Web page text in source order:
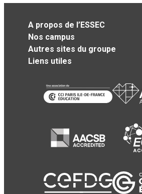
A propos de l’ESSEC
Nos campus
Autres sites du groupe
Liens utiles